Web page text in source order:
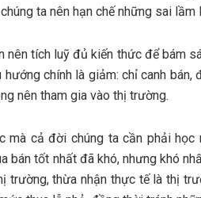
ta nên hạn chế những sai
nên tích luỹ đủ kiến thức để bám
hướng chính là giảm: chỉ canh
nên tham gia vào thị trường.
mà cả đời chúng ta cần phải học
bán tốt nhất đã khó, nhưng khó
trường, thừa nhận thực tế là thị